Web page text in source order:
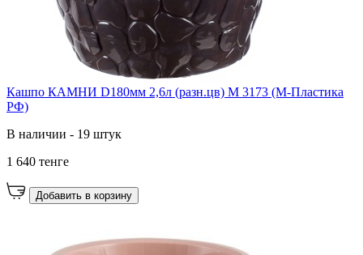
Кашпо КАМНИ D180мм 2,6л (разн.цв) М 3173 (М-Пластика
РФ)
В наличии - 19 штук
1 640 тенге
Добавить в корзину